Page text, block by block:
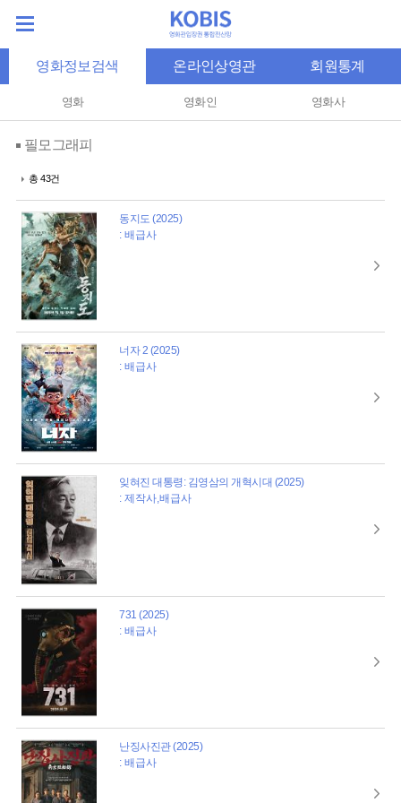
영화정보검색 온라인상영관 회원통계
영화 영화인 영화사
필모그래피
총 43건
동지도 (2025)
: 배급사
너자 2 (2025)
: 배급사
잊혀진 대통령: 김영삼의 개혁시대 (2025)
: 제작사,배급사
731 (2025)
: 배급사
난징사진관 (2025)
: 배급사